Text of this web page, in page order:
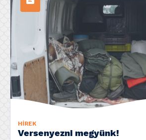
HÍREK
Versenyezni megyünk!